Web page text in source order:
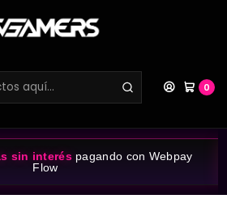
0
sin interéspagando con Webpay
Flow